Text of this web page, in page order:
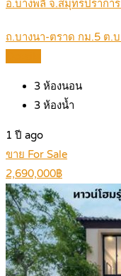
อ.บางพลี จ.สมุทรปรากา
ถ.บางนา-ตราด กม.5 ต.
3 ห้องนอน
3 ห้องน้ำ
1 ปี ago
ขาย For Sale
2,690,000฿